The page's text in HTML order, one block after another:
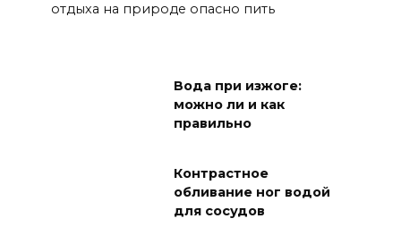
отдыха на природе опасно пить
Вода при изжоге:
можно ли и как
правильно
Контрастное
обливание ног водой
для сосудов